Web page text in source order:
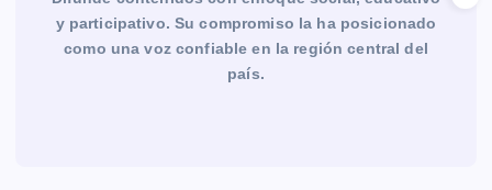
y participativo. Su compromiso la ha posicionado
como una voz confiable en la región central del
país.